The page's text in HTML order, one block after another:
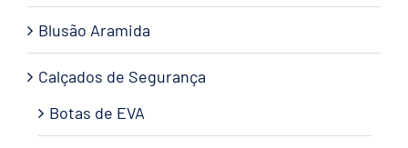
Blusão Aramida
Calçados de Segurança
Botas de EVA